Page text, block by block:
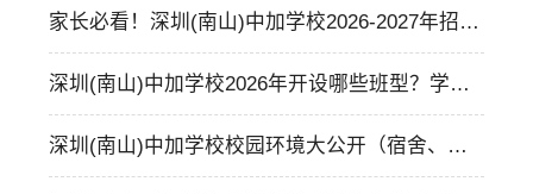
SE、中加双语融合三条赛道可选择！
家长必看！深圳(南山)中加学校2026-2027年招生
简章
深圳(南山)中加学校2026年开设哪些班型？学校
优势在哪里？
深圳(南山)中加学校校园环境大公开（宿舍、教